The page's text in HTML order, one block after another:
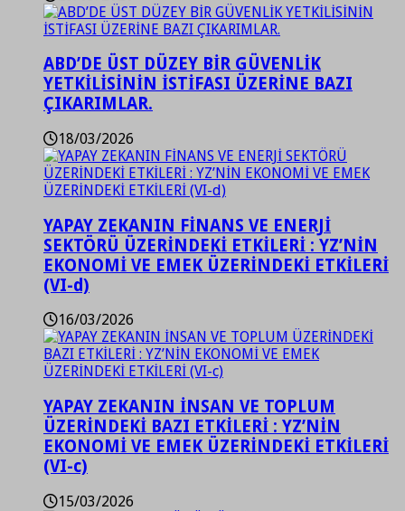
ABD’DE ÜST DÜZEY BİR GÜVENLİK
YETKİLİSİNİN İSTİFASI ÜZERİNE BAZI
ÇIKARIMLAR.
18/03/2026
YAPAY ZEKANIN FİNANS VE ENERJİ
SEKTÖRÜ ÜZERİNDEKİ ETKİLERİ : YZ’NİN
EKONOMİ VE EMEK ÜZERİNDEKİ ETKİLERİ
(VI-d)
16/03/2026
YAPAY ZEKANIN İNSAN VE TOPLUM
ÜZERİNDEKİ BAZI ETKİLERİ : YZ’NİN
EKONOMİ VE EMEK ÜZERİNDEKİ ETKİLERİ
(VI-c)
15/03/2026